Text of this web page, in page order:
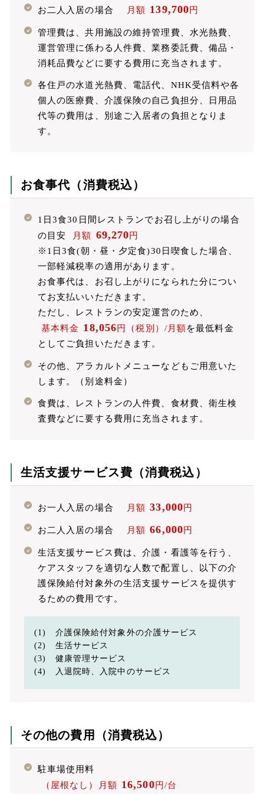
お二人入居の場合 月額 139,700円
管理費は、共用施設の維持管理費、水光熱費、
運営管理に係わる人件費、業務委託費、備品・
消耗品費などに要する費用に充当されます。
各住戸の水道光熱費、電話代、NHK受信料や各
個人の医療費、介護保険の自己負担分、日用品
代等の費用は、別途ご入居者の負担となりま
す。
お食事代（消費税込）
1日3食30日間レストランでお召し上がりの場合
の目安
月額 69,270円
※1日3食(朝・昼・夕定食)30日喫食した場合、
一部軽減税率の適用があります。
お食事代は、お召し上がりになられた分につい
てお支払いいただきます。
ただし、レストランの安定運営のため、
基本料金
18,056円（税別）/月額を最低料金
としてご負担いただきます。
その他、アラカルトメニューなどもご用意いた
します。（別途料金）
食費は、レストランの人件費、食材費、衛生検
査費などに要する費用に充当されます。
生活支援サービス費（消費税込）
お一人入居の場合 月額 33,000円
お二人入居の場合 月額 66,000円
生活支援サービス費は、介護・看護等を行う、
ケアスタッフを適切な人数で配置し、以下の介
護保険給付対象外の生活支援サービスを提供す
るための費用です。
(1) 介護保険給付対象外の介護サービス
(2) 生活サービス
(3) 健康管理サービス
(4) 入退院時、入院中のサービス
その他の費用（消費税込）
駐車場使用料
（屋根なし）月額 16,500円/台